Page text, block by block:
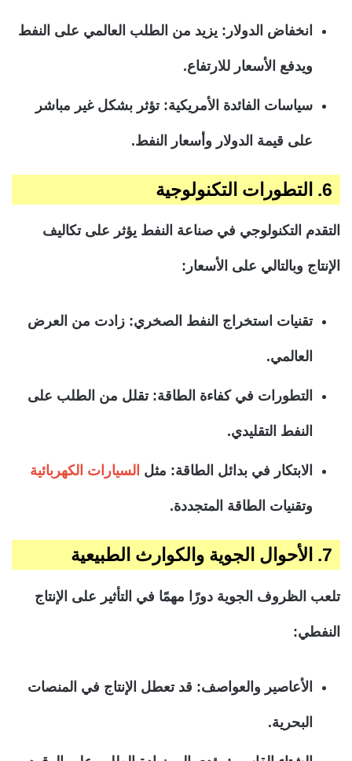
انخفاض الدولار: يزيد من الطلب العالمي على النفط
ويدفع الأسعار للارتفاع.
سياسات الفائدة الأمريكية: تؤثر بشكل غير مباشر
على قيمة الدولار وأسعار النفط.
6. التطورات التكنولوجية
التقدم التكنولوجي في صناعة النفط يؤثر على تكاليف
الإنتاج وبالتالي على الأسعار:
تقنيات استخراج النفط الصخري: زادت من العرض
العالمي.
التطورات في كفاءة الطاقة: تقلل من الطلب على
النفط التقليدي.
الابتكار في بدائل الطاقة: مثل السيارات الكهربائية
وتقنيات الطاقة المتجددة.
7. الأحوال الجوية والكوارث الطبيعية
تلعب الظروف الجوية دورًا مهمًا في التأثير على الإنتاج
النفطي:
الأعاصير والعواصف: قد تعطل الإنتاج في المنصات
البحرية.